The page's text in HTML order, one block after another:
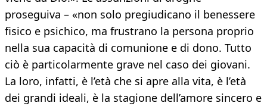
proseguiva – «non solo pregiudicano il benessere
fisico e psichico, ma frustrano la persona proprio
nella sua capacità di comunione e di dono. Tutto
ciò è particolarmente grave nel caso dei giovani.
La loro, infatti, è l’età che si apre alla vita, è l’età
dei grandi ideali, è la stagione dell’amore sincero e